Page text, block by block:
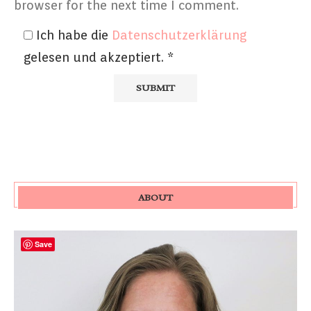
browser for the next time I comment.
Ich habe die Datenschutzerklärung
gelesen und akzeptiert. *
ABOUT
Save